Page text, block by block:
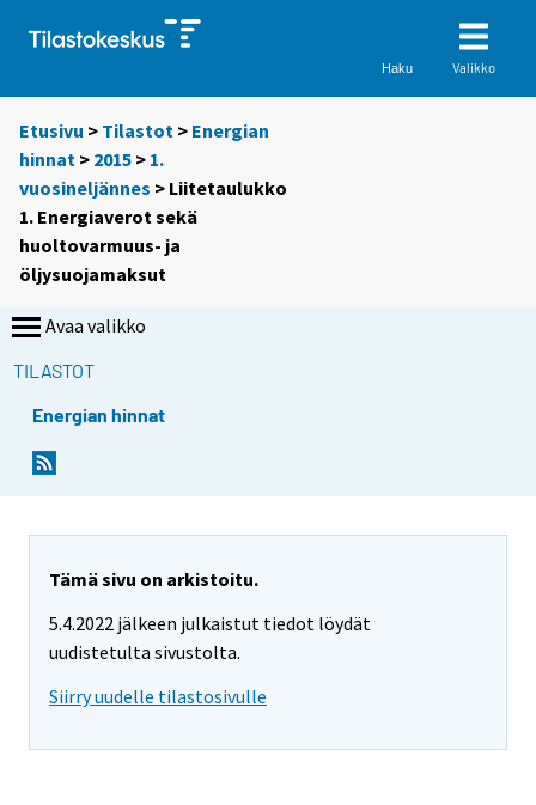
Haku Valikko
Etusivu > Tilastot > Energian
hinnat > 2015 > 1.
vuosineljännes > Liitetaulukko
1. Energiaverot sekä
huoltovarmuus- ja
öljysuojamaksut
Avaa valikko
TILASTOT
Energian hinnat
Tämä sivu on arkistoitu.
5.4.2022 jälkeen julkaistut tiedot löydät
uudistetulta sivustolta.
Siirry uudelle tilastosivulle